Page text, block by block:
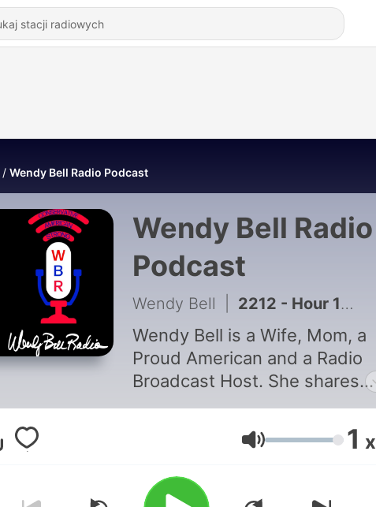
Wendy Bell Radio Podcast
Wendy Bell Radio
Podcast
Wendy Bell 2212 - Hour 1: Democrats Are Sucking Wind
Wendy Bell is a Wife, Mom, a
Proud American and a Radio
Broadcast Host. She shares
common sense, conservative
values Monday through Friday.
She provides Real Facts, the
Stats, the Science and the
Data. Everything you will need
Głośność 1 x